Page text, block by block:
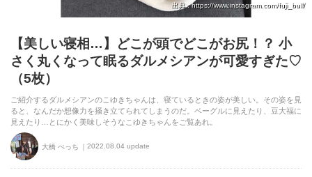
出典 : https://www.instagram.com/fuji_bull/
【美しい寝相…】どこが頭でどこがお尻！？ 小
さく丸くなって眠るダルメシアンが可愛すぎた♡
（5枚）
ご紹介するダルメシアンのこゆきちゃんは、寝ているときの姿が美しい。その姿を見
ると、なんだか想像力を掻き立てられてしまうのだ。ベーグルに見えたり、豆大福に
見えたり…とにかく美味しそうなこゆきちゃんをご覧あれ。
大橋 ぺっち 2022.08.04 update